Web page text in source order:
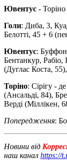
Ювентус - Торіно
Голи: Диба, 3,
Белотті, 45 + 6
Ювентус: Буффон
Бентанкур, Рабіо,
(Дуглас Коста,
Торіно: Сірігу -
(Ансальді, 84),
Верді (Міллікен,
Попередження:
Новини від
наш канал https://